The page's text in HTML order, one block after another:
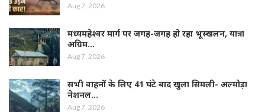
Aug 7, 2026
मध्यमहेश्वर मार्ग पर जगह-जगह हो रहा भूस्खलन, यात्रा
अग्रिम…
Aug 7, 2026
सभी वाहनों के लिए 41 घंटे बाद खुला सिमली- अल्मोड़ा
नेशनल…
Aug 7, 2026